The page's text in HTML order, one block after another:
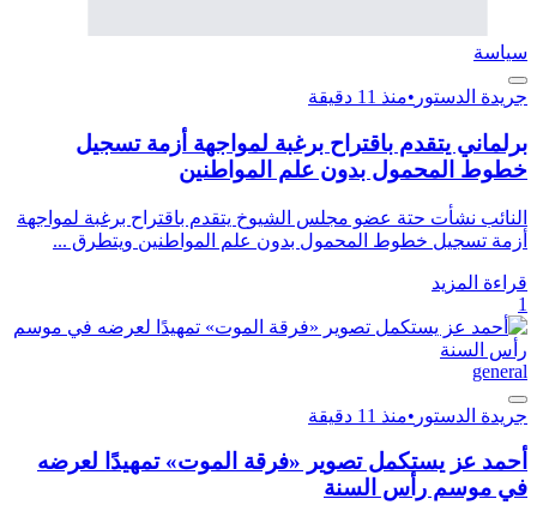
سياسة
جريدة الدستور •منذ 11 دقيقة
برلماني يتقدم باقتراح برغبة لمواجهة أزمة تسجيل
خطوط المحمول بدون علم المواطنين
النائب نشأت حتة عضو مجلس الشيوخ يتقدم باقتراح برغبة لمواجهة
أزمة تسجيل خطوط المحمول بدون علم المواطنين ويتطرق ...
قراءة المزيد
1
general
جريدة الدستور •منذ 11 دقيقة
أحمد عز يستكمل تصوير «فرقة الموت» تمهيدًا لعرضه
في موسم رأس السنة